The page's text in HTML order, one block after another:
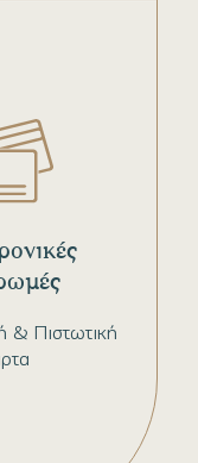
& Πιστωτική